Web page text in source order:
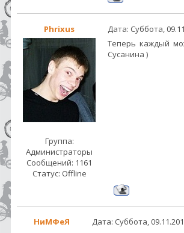
Phrixus Дата: Суббота,
Группа:
Администраторы
Сообщений: 1161
Статус: Offline
Теперь каждый
Сусанина )
НиМФеЯ Дата: Суббота,